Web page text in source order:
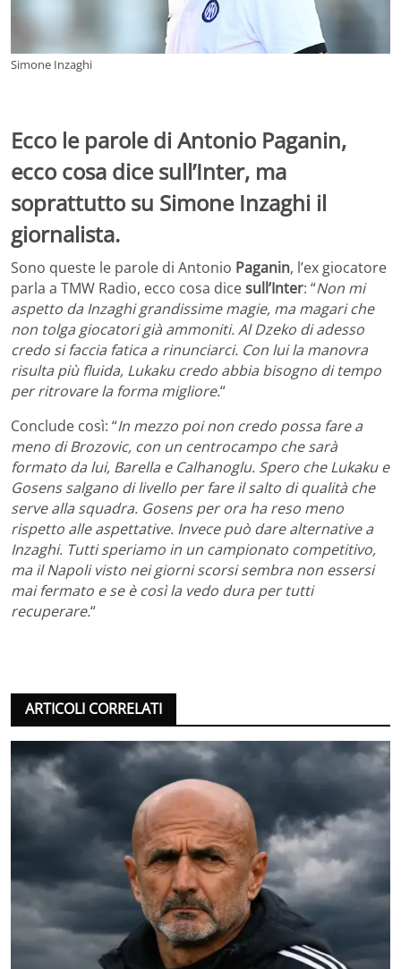
Simone Inzaghi
Ecco le parole di Antonio Paganin,
ecco cosa dice sull’Inter, ma
soprattutto su Simone Inzaghi il
giornalista.
Sono queste le parole di Antonio Paganin, l’ex giocatore
parla a TMW Radio, ecco cosa dicesull’Inter: “Non mi
aspetto da Inzaghi grandissime magie, ma magari che
non tolga giocatori già ammoniti. Al Dzeko di adesso
credo si faccia fatica a rinunciarci. Con lui la manovra
risulta più fluida, Lukaku credo abbia bisogno di tempo
per ritrovare la forma migliore.“
Conclude così: “In mezzo poi non credo possa fare a
meno di Brozovic, con un centrocampo che sarà
formato da lui, Barella e Calhanoglu. Spero che Lukaku e
Gosens salgano di livello per fare il salto di qualità che
serve alla squadra. Gosens per ora ha reso meno
rispetto alle aspettative. Invece può dare alternative a
Inzaghi. Tutti speriamo in un campionato competitivo,
ma il Napoli visto nei giorni scorsi sembra non essersi
mai fermato e se è così la vedo dura per tutti
recuperare.“
ARTICOLI CORRELATI